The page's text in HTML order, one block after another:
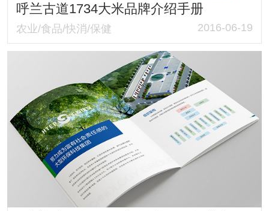
呼兰古道1734大米品牌介绍手册
农业/食品/快消/保健 2016-06-19